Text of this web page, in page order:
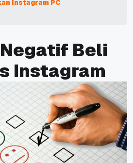
Instagram PC
Beli
Instagram